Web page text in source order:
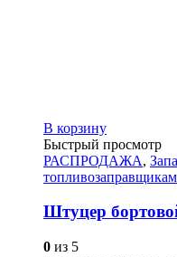
В корзину
Быстрый просмотр
РАСПРОДАЖА,
топливозаправщикам
Штуцер
0 из 5